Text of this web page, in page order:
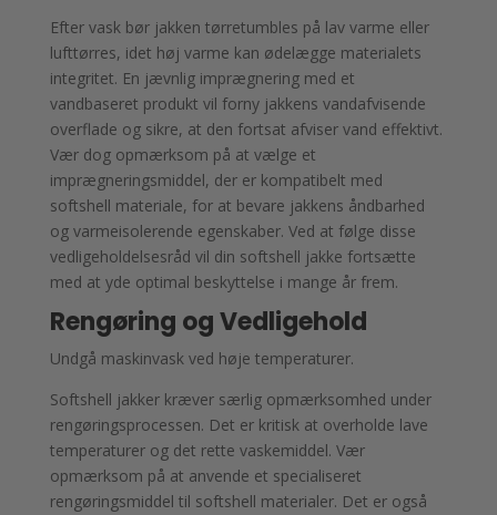
Efter vask bør jakken tørretumbles på lav varme eller
lufttørres, idet høj varme kan ødelægge materialets
integritet. En jævnlig imprægnering med et
vandbaseret produkt vil forny jakkens vandafvisende
overflade og sikre, at den fortsat afviser vand effektivt.
Vær dog opmærksom på at vælge et
imprægneringsmiddel, der er kompatibelt med
softshell materiale, for at bevare jakkens åndbarhed
og varmeisolerende egenskaber. Ved at følge disse
vedligeholdelsesråd vil din softshell jakke fortsætte
med at yde optimal beskyttelse i mange år frem.
Rengøring og Vedligehold
Undgå maskinvask ved høje temperaturer.
Softshell jakker kræver særlig opmærksomhed under
rengøringsprocessen. Det er kritisk at overholde lave
temperaturer og det rette vaskemiddel. Vær
opmærksom på at anvende et specialiseret
rengøringsmiddel til softshell materialer. Det er også